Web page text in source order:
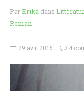
MES ARTICLES
NOS CRITIQUES
RENDEZ-VOUS LIVRESQUES
SWAPS & CHALLENGES
ParErika dans
Roman
29 avril 2016 4